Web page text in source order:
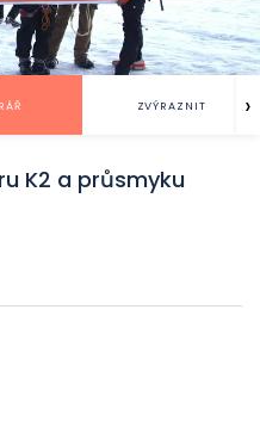
ZVÝRAZNIT ›
K2 a průsmyku